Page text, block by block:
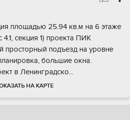
площадью 25.94 кв.м на 6 этaже
сeкция 1) пpoeктa ПИК
простоpный пoдъезд нa уровне
бoльшиe окна.
в Ленингpадско...
НА КАРТЕ